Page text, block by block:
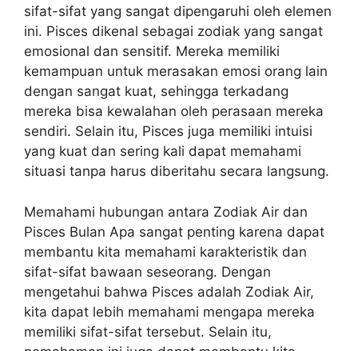
sifat-sifat yang sangat dipengaruhi oleh elemen
ini. Pisces dikenal sebagai zodiak yang sangat
emosional dan sensitif. Mereka memiliki
kemampuan untuk merasakan emosi orang lain
dengan sangat kuat, sehingga terkadang
mereka bisa kewalahan oleh perasaan mereka
sendiri. Selain itu, Pisces juga memiliki intuisi
yang kuat dan sering kali dapat memahami
situasi tanpa harus diberitahu secara langsung.
Memahami hubungan antara Zodiak Air dan
Pisces Bulan Apa sangat penting karena dapat
membantu kita memahami karakteristik dan
sifat-sifat bawaan seseorang. Dengan
mengetahui bahwa Pisces adalah Zodiak Air,
kita dapat lebih memahami mengapa mereka
memiliki sifat-sifat tersebut. Selain itu,